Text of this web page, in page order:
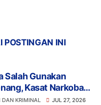
POSTINGAN INI
Salah Gunakan
Kasat Narkoba
Tangsel dan 6
DAN KRIMINAL JUL 27, 2026